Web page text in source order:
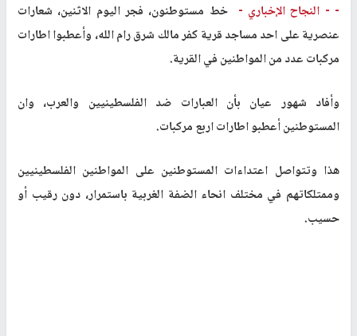
- - النجاح الإخباري - خط مستوطنون، فجر اليوم الاثنين، شعارات
عنصرية على احد مساجد قرية كفر مالك شرق رام الله، وأعطبوا اطارات
مركبات عدد من المواطنين في القرية.
وأفاد شهور عيان بأن العبارات ضد الفلسطينيين والعرب، وان
المستوطنين أعطبو اطارات اربع مركبات.
هذا وتتواصل اعتداءات المستوطنين على المواطنين الفلسطينيين
وممتلكاتهم في مختلف انحاء الضفة الغربية باستمرار، دون رقيب أو
حسيب.